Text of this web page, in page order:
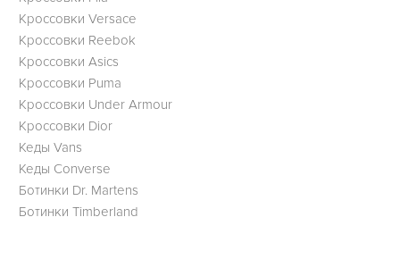
Кроссовки Versace
Кроссовки Reebok
Кроссовки Asics
Кроссовки Puma
Кроссовки Under Armour
Кроссовки Dior
Кеды Vans
Кеды Converse
Ботинки Dr. Martens
Ботинки Timberland